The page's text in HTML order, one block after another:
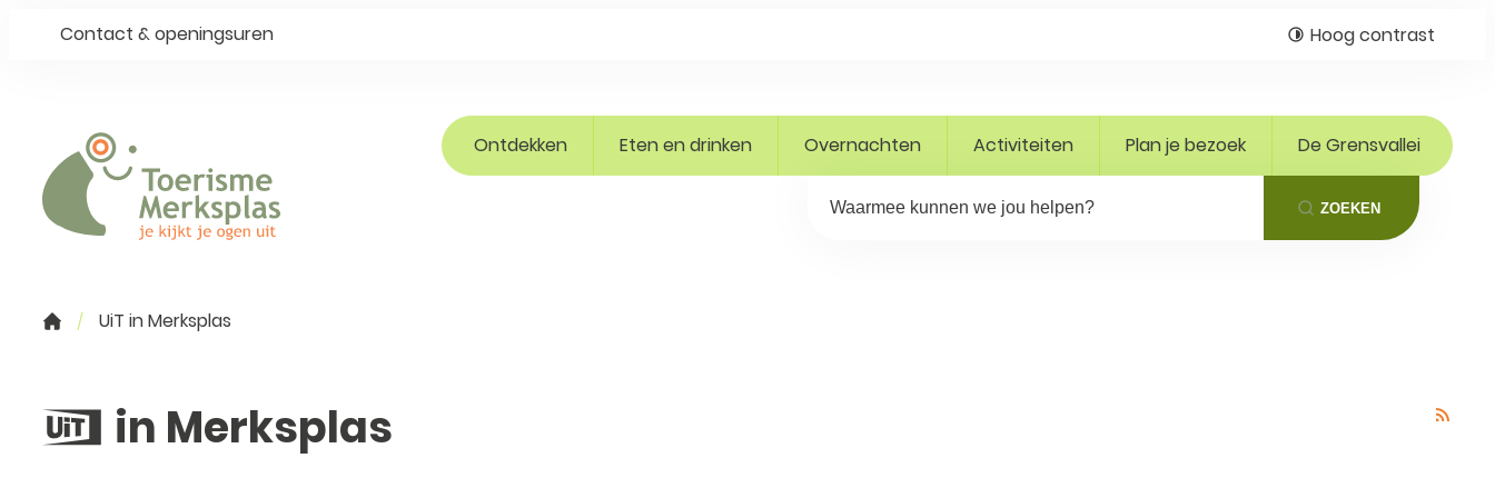
Naar inhoud Ga naar verfijn of wijzig resultaten .
Contact & openingsuren Hoog contrast
Toerisme Merksplas Ontdekken Eten en drinken Overnachten Activiteiten Plan je bezoek
De Grensvallei
ZOEKEN
Startpagina
UiT in Merksplas
UiT
in Merksplas Rss